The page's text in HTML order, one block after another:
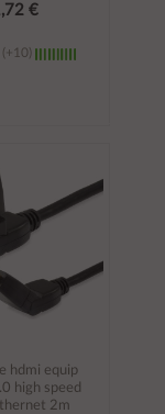
€
hdmi equip
high speed
2m